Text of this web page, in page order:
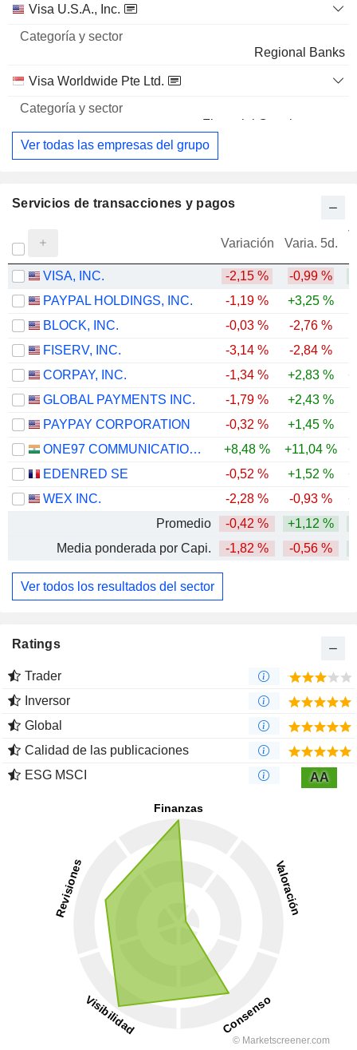
Visa U.S.A., Inc.
Regional Banks
Visa Worldwide Pte Ltd.
Financial Conglomerates
Ver todas las empresas del grupo
Servicios de transacciones y pagos
Variación Varia. 5d.
VISA, INC. -2,15 % -0,99 %
PAYPAL HOLDINGS, INC.
-1,19 % +3,25 %
BLOCK, INC.
-0,03 % -2,76 %
FISERV, INC.
-3,14 % -2,84 %
CORPAY, INC.
-1,34 % +2,83 %
GLOBAL PAYMENTS INC.
-1,79 % +2,43 %
PAYPAY CORPORATION
-0,32 %
+1,45 %
ONE97 COMMUNICATIONS LIMITED
+8,48 % +11,04 %
EDENRED SE
-0,52 % +1,52 %
WEX INC.
-2,28 % -0,93 %
Promedio
-0,42 % +1,12 %
Media ponderada por Capi.
-1,82 % -0,56 %
Ver todos los resultados del sector
Ratings
Trader
Inversor
Global
Calidad de las publicaciones
ESG MSCI
AA